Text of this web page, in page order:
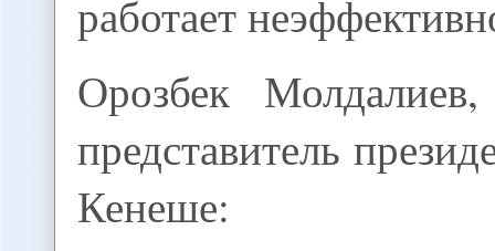
работает
Орозбек
представитель
Кенеше: